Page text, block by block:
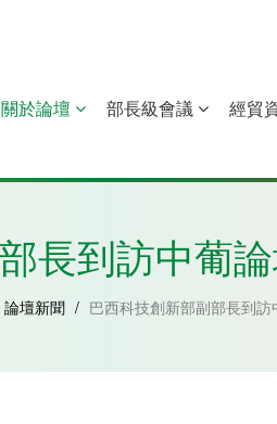
幾內亞比紹 赤道幾內亞
關於論壇 部長級會議 經貿
長到訪中葡
論壇新聞 / 巴西科技創新部副部長到